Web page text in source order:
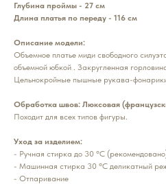
Глубина проймы - 27 см
Длина платья по переду - 116 см
Описание модели:
Объемное платье миди свободного
объемной юбкой . Закругленная
Цельнокройные пышные рукава-
Обработка швов: Люксовая
Походит для всех типов фигуры.
Уход за изделием:
- Ручная стирка до 30 °С
- Машинная стирка 30 °С деликатный
- Отпаривание